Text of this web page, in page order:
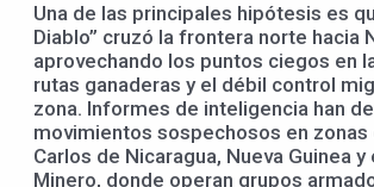
Una de las principales hipótesis es
Diablo” cruzó la frontera norte hacia
aprovechando los puntos ciegos en
rutas ganaderas y el débil control
zona. Informes de inteligencia han
movimientos sospechosos en zonas
Carlos de Nicaragua, Nueva Guinea y
Minero, donde operan grupos